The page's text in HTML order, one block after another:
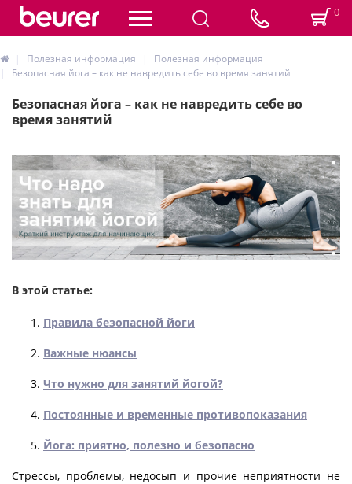
0
Полезная информация
Полезная информация
Безопасная йога – как не навредить себе во время занятий
Безопасная йога – как не навредить себе во
время занятий
В этой статье:
Правила безопасной йоги
Важные нюансы
Что нужно для занятий йогой?
Постоянные и временные противопоказания
Йога: приятно, полезно и безопасно
Стрессы, проблемы, недосып и прочие неприятности не